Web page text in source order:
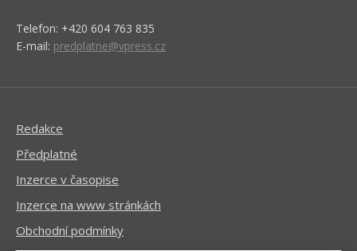
Telefon: +420 604 763 835
E-mail: predplatne@vpress.cz
Redakce
Předplatné
Inzerce v časopise
Inzerce na www stránkách
Obchodní podmínky